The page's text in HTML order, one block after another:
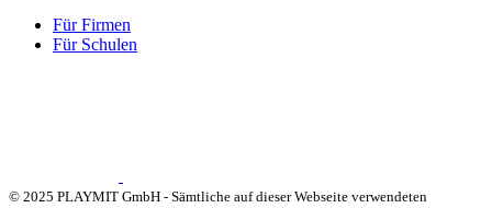
Für Firmen
Für Schulen
© 2025 PLAYMIT GmbH - Sämtliche auf dieser Webseite verwendeten